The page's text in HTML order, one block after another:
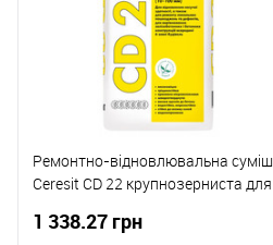
В вибране
В наявності
Ремонтно-відновлювальна суміш
Ceresit CD 22 крупнозерниста для
1 338.27 грн